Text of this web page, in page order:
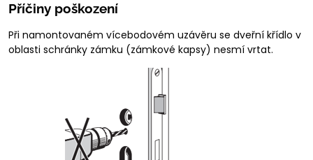
Příčiny poškození
Při namontovaném vícebodovém uzávěru se dveřní křídlo v
oblasti schránky zámku (zámkové kapsy) nesmí vrtat.